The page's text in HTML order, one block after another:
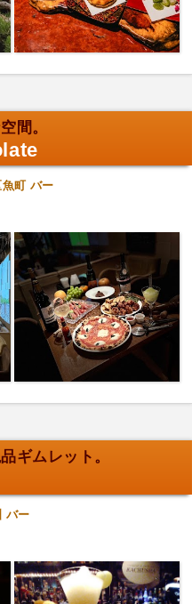
間。
町 バー
ギムレット。
バー